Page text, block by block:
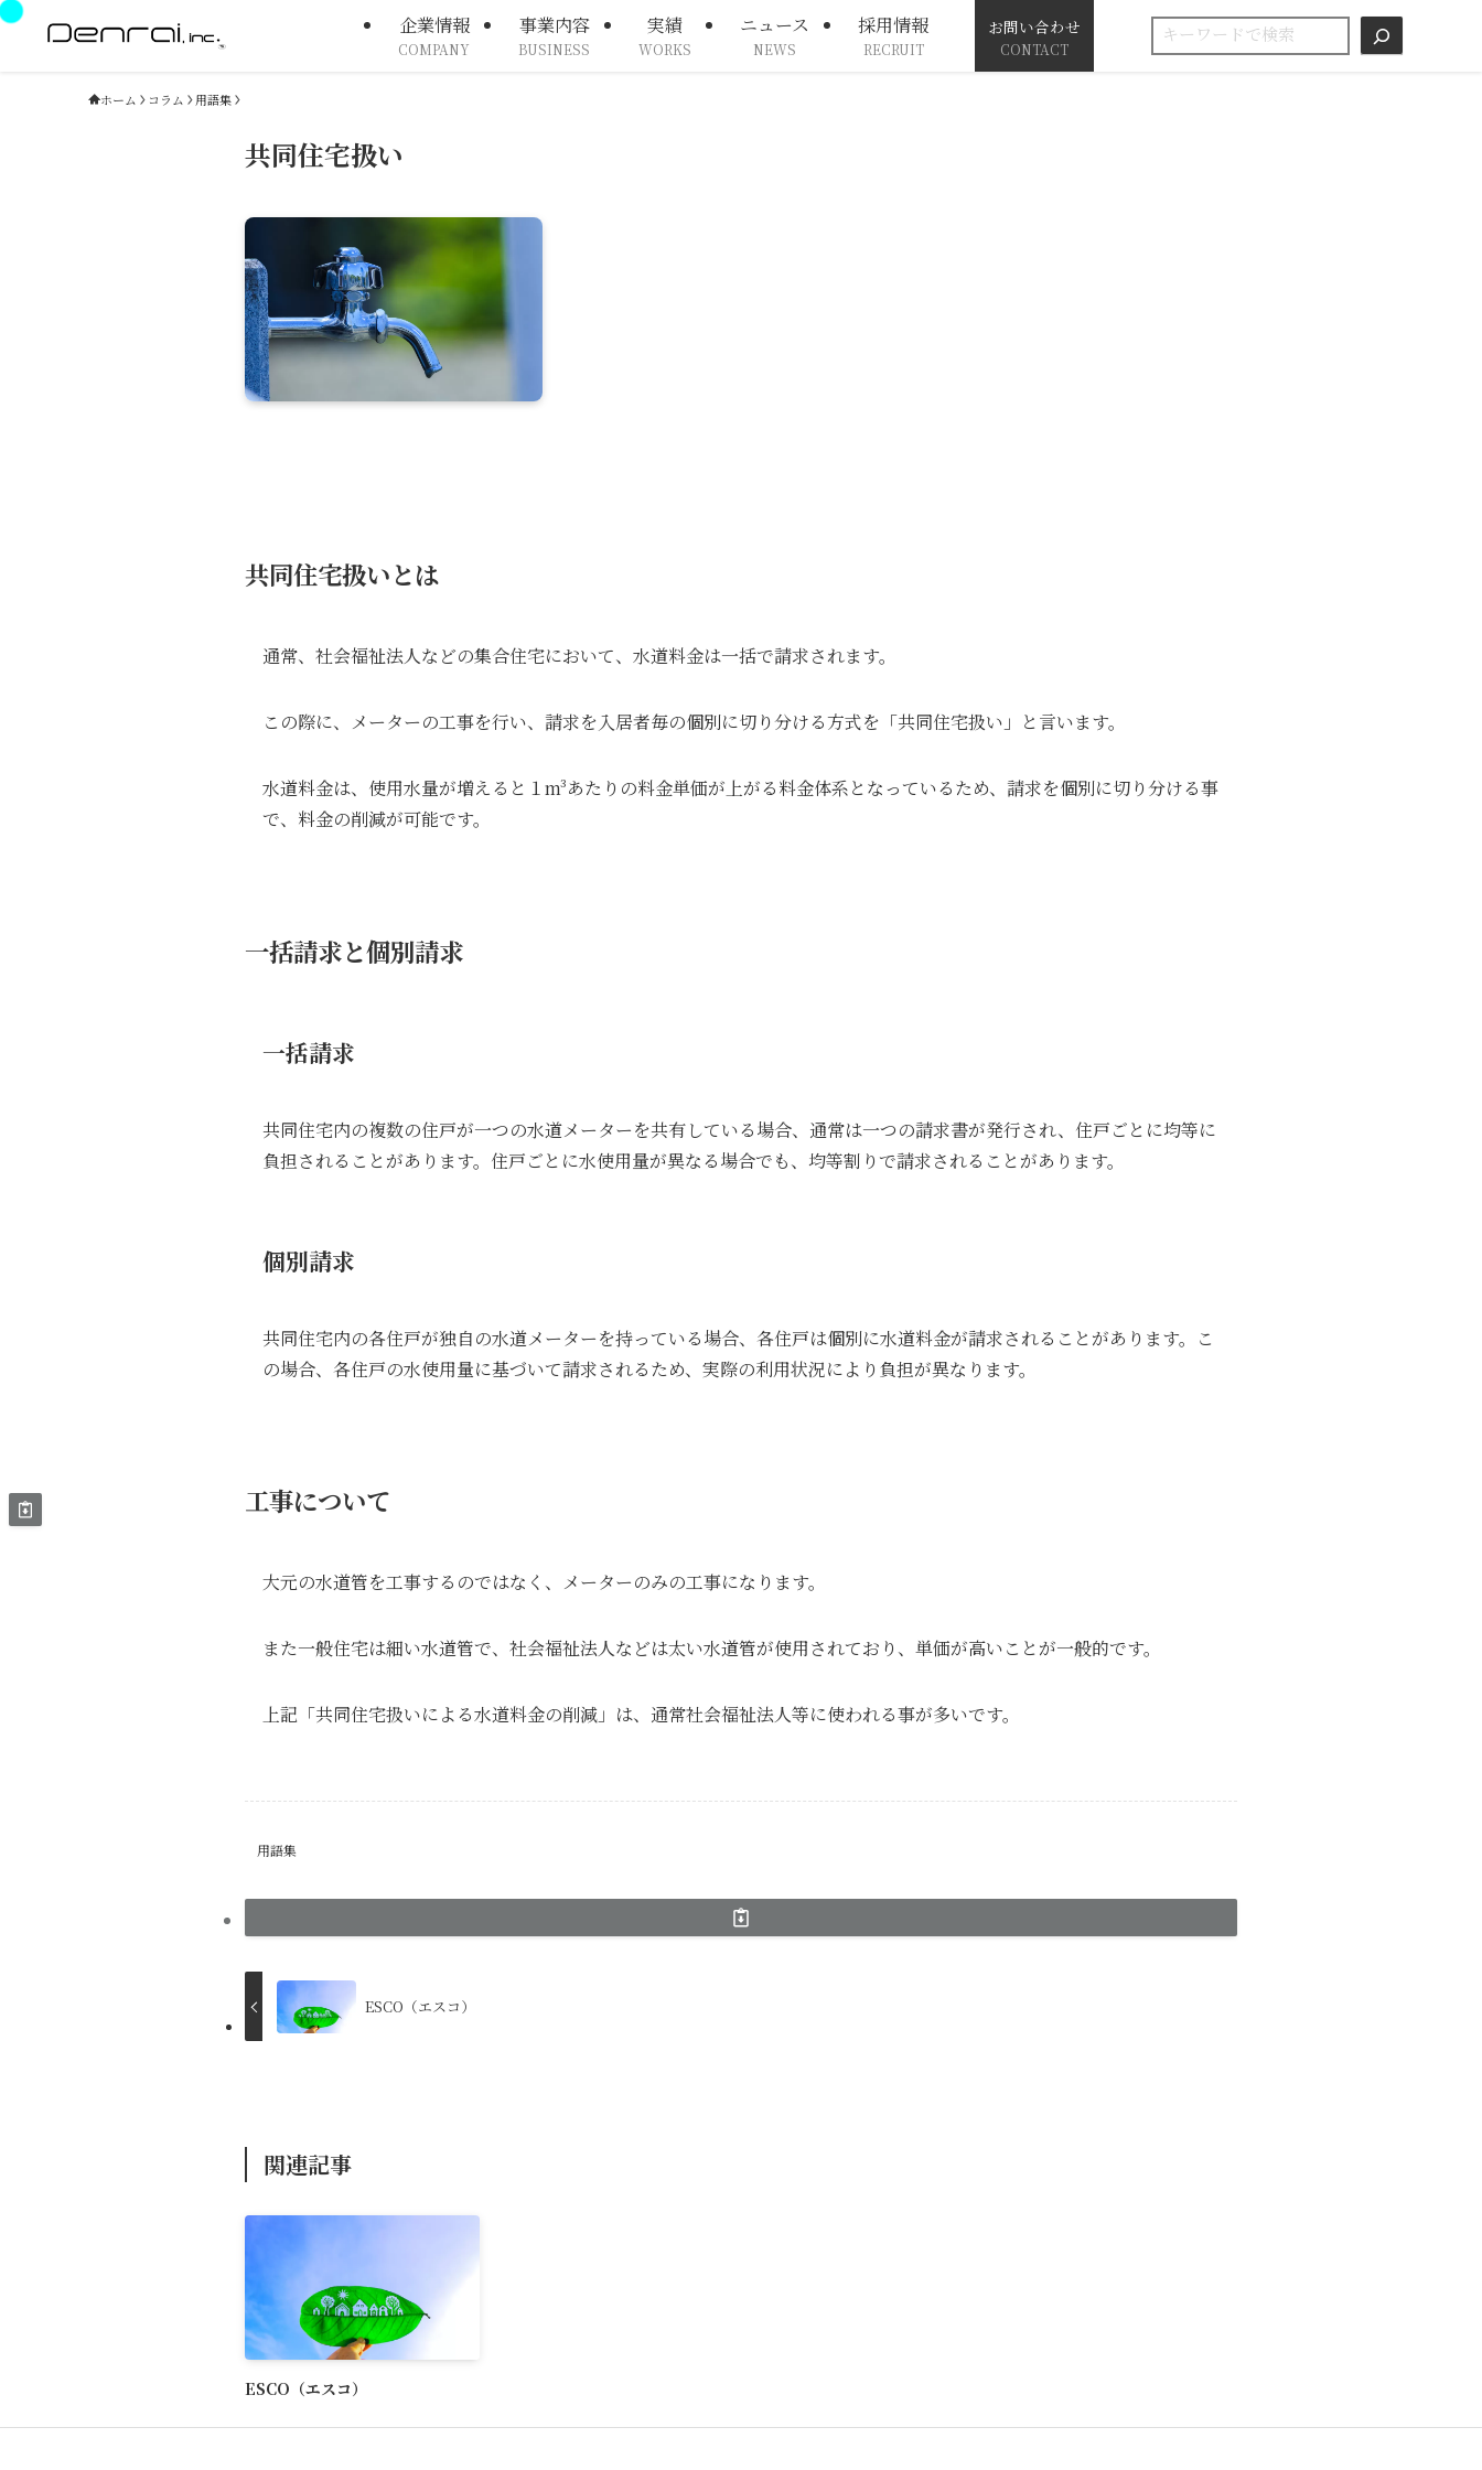
企業情報
COMPANY
事業内容
BUSINESS
実績
WORKS
ニュース
NEWS
採用情報
RECRUIT
お問い合わせ
CONTACT
検索
ホーム コラム 用語集
共同住宅扱い
共同住宅扱いとは
通常、社会福祉法人などの集合住宅において、水道料金は一括で請求されます。
この際に、メーターの工事を行い、請求を入居者毎の個別に切り分ける方式を「共同住宅扱い」と言います。
水道料金は、使用水量が増えると１m³あたりの料金単価が上がる料金体系となっているため、請求を個別に切り分ける事
で、料金の削減が可能です。
一括請求と個別請求
一括請求
共同住宅内の複数の住戸が一つの水道メーターを共有している場合、通常は一つの請求書が発行され、住戸ごとに均等に
負担されることがあります。住戸ごとに水使用量が異なる場合でも、均等割りで請求されることがあります。
個別請求
共同住宅内の各住戸が独自の水道メーターを持っている場合、各住戸は個別に水道料金が請求されることがあります。こ
の場合、各住戸の水使用量に基づいて請求されるため、実際の利用状況により負担が異なります。
工事について
大元の水道管を工事するのではなく、メーターのみの工事になります。
また一般住宅は細い水道管で、社会福祉法人などは太い水道管が使用されており、単価が高いことが一般的です。
上記「共同住宅扱いによる水道料金の削減」は、通常社会福祉法人等に使われる事が多いです。
用語集
ESCO（エスコ）
関連記事
ESCO（エスコ）